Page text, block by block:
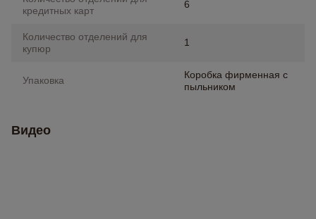
кредитных карт
6
Количество отделений для
купюр
1
Упаковка
Коробка фирменная с
пыльником
Видео